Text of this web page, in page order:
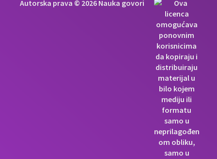
Autorska prava © 2026 Nauka govori